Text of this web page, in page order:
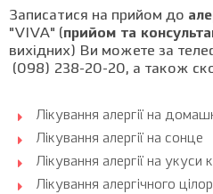
Записатися на прийом до
"VIVA" (прийом та
вихідних) Ви можете за
(098) 238-20-20, а також
Лікування алергії на
Лікування алергії на сонце
Лікування алергії на укуси
Лікування алергічного